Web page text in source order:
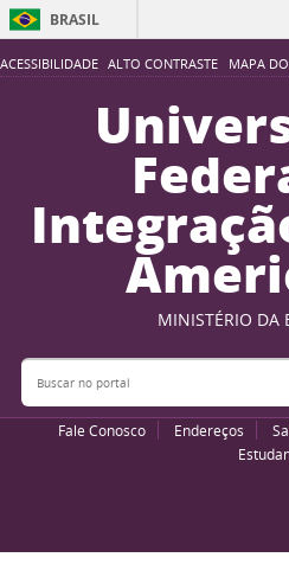
ACESSIBILIDADE ALTO CONTRASTE MAPA
BRASIL
MINISTÉRIO DA
Buscar no portal
Fale Conosco Endereços